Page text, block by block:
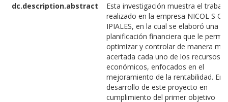
dc.description.abstract
Esta investigación muestra el trabajo
realizado en la empresa NICOL S
IPIALES, en la cual se elaboró una
planificación financiera que le
optimizar y controlar de manera
acertada cada uno de los recursos
económicos, enfocados en el
mejoramiento de la rentabilidad. En
desarrollo de este proyecto en
cumplimiento del primer objetivo